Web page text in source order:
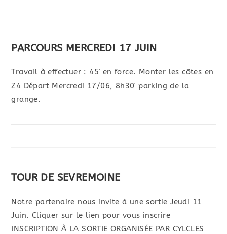
PARCOURS MERCREDI 17 JUIN
Travail à effectuer : 45' en force. Monter les côtes en
Z4 Départ Mercredi 17/06, 8h30' parking de la
grange.
TOUR DE SEVREMOINE
Notre partenaire nous invite à une sortie Jeudi 11
Juin. Cliquer sur le lien pour vous inscrire
INSCRIPTION À LA SORTIE ORGANISÉE PAR CYLCLES